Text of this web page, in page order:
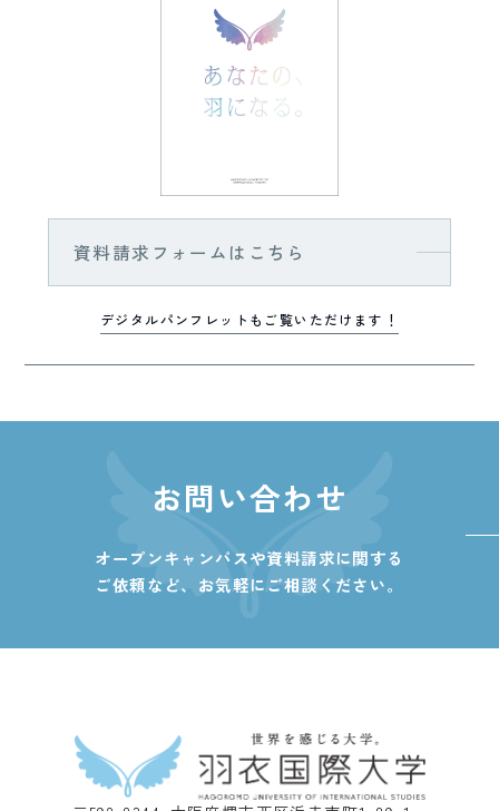
資料請求フォームはこちら
デジタルパンフレットもご覧いただけます！
お問い合わせ
オープンキャンパスや資料請求に関する
ご依頼など、 お気軽にご相談ください。